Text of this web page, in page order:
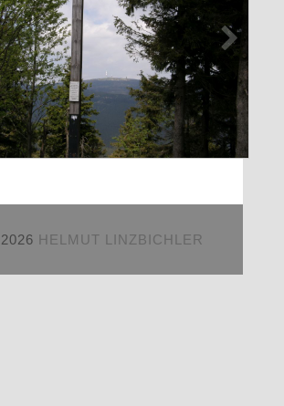
HELMUT LINZBICHLER